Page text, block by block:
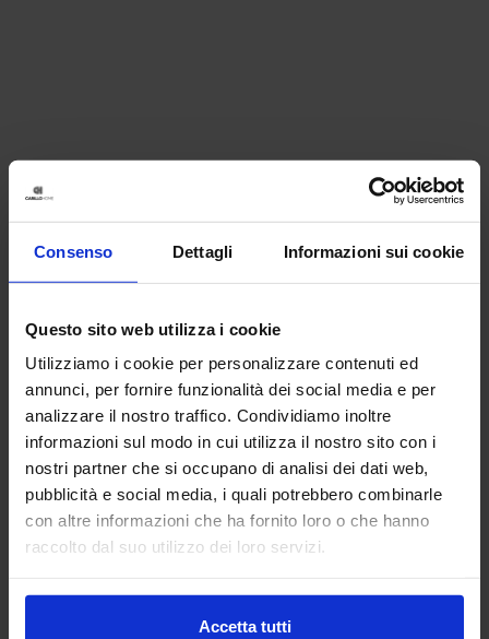
Consenso Dettagli Informazioni sui cookie
Questo sito web utilizza i cookie
Utilizziamo i cookie per personalizzare contenuti ed
annunci, per fornire funzionalità dei social media e per
analizzare il nostro traffico. Condividiamo inoltre
informazioni sul modo in cui utilizza il nostro sito con i
nostri partner che si occupano di analisi dei dati web,
pubblicità e social media, i quali potrebbero combinarle
con altre informazioni che ha fornito loro o che hanno
raccolto dal suo utilizzo dei loro servizi.
Accetta tutti
Application error: a client-side exception has occurred (see the
browser console for more information).